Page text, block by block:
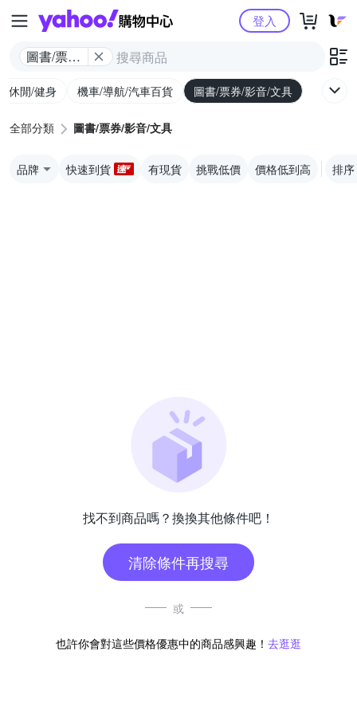
Yahoo購物中心
圖書/票券/
登入
/休閒/健身 機車/導航/汽車百貨 圖書/票券/影音/文具
全部分類 圖書/票券/影音/文具
品牌 快速到貨 有現貨 挑戰低價 價格低到高 排序
找不到商品嗎？換換其他條件吧！
清除條件再搜尋
或
也許你會對這些價格優惠中的商品感興趣！ 去逛逛